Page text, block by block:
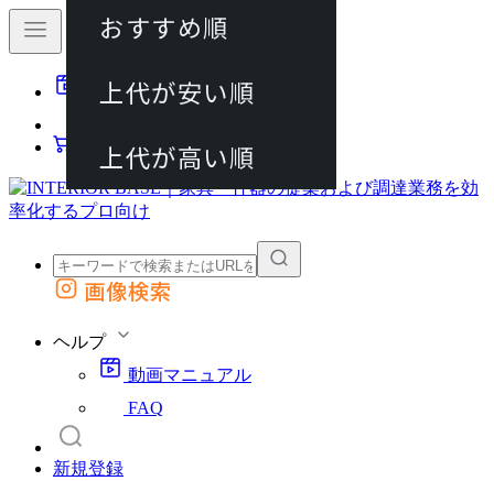
動画マニュアル
カート
外部サイトの商品をカートに追加
画像検索
ヘルプ
動画マニュアル
FAQ
新規登録
おすすめ順
上代が安い順
上代が高い順